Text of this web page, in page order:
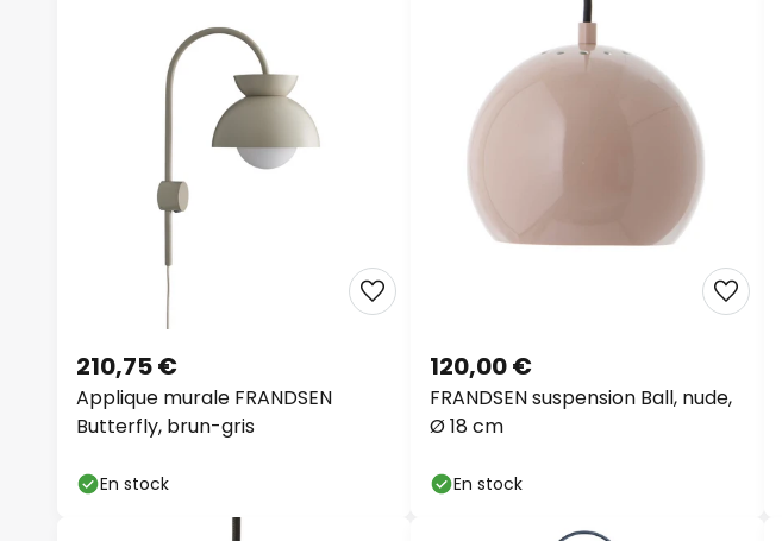
Applique murale FRANDSEN
Butterfly, brun-gris
FRANDSEN suspension Ball, nude,
Ø 18 cm